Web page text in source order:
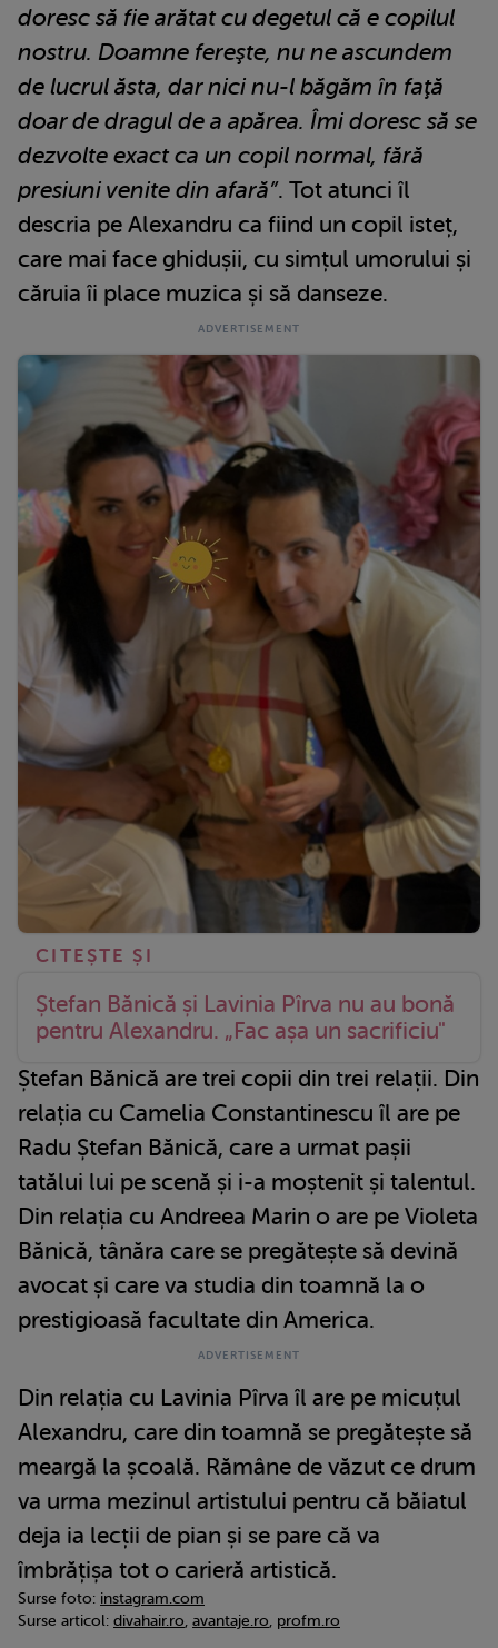
doresc să fie arătat cu degetul că e copilul
nostru. Doamne fereşte, nu ne ascundem
de lucrul ăsta, dar nici nu-l băgăm în faţă
doar de dragul de a apărea. Îmi doresc să se
dezvolte exact ca un copil normal, fără
presiuni venite din afară”. Tot atunci îl
descria pe Alexandru ca fiind un copil isteț,
care mai face ghidușii, cu simțul umorului și
căruia îi place muzica și să danseze.
Ștefan Bănică și Lavinia Pîrva nu au bonă
pentru Alexandru. „Fac așa un sacrificiu"
Ștefan Bănică are trei copii din trei relații. Din
relația cu Camelia Constantinescu îl are pe
Radu Ștefan Bănică, care a urmat pașii
tatălui lui pe scenă și i-a moștenit și talentul.
Din relația cu Andreea Marin o are pe Violeta
Bănică, tânăra care se pregătește să devină
avocat și care va studia din toamnă la o
prestigioasă facultate din America.
Din relația cu Lavinia Pîrva îl are pe micuțul
Alexandru, care din toamnă se pregătește să
meargă la școală. Rămâne de văzut ce drum
va urma mezinul artistului pentru că băiatul
deja ia lecții de pian și se pare că va
îmbrățișa tot o carieră artistică.
Surse foto: instagram.com
Surse articol: divahair.ro, avantaje.ro, profm.ro